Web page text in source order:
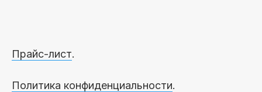
Прайс-лист.
Политика конфиденциальности.